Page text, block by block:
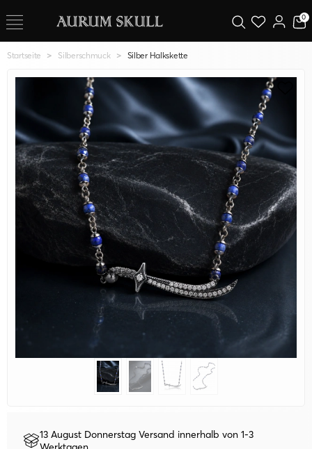
0
Startseite Silberschmuck Silber Halkskette
13 August Donnerstag Versand innerhalb von 1-3